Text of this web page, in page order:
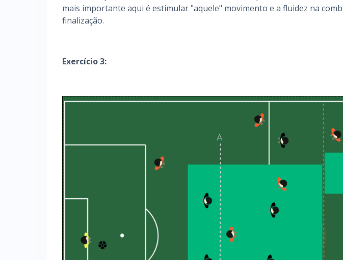
mais importante aqui é estimular "aquele" movimento e a fluidez na
finalização.
Exercício 3: